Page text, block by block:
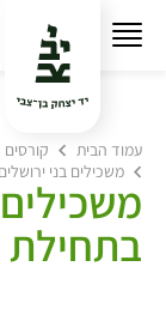
עמוד הבית קורסים
משכילים בני
בתחילת